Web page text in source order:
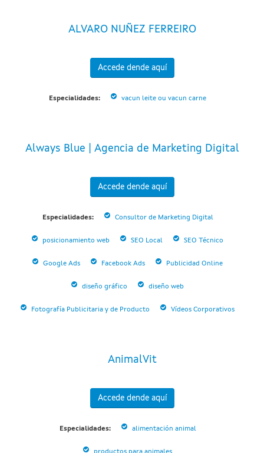
ALVARO NUÑEZ FERREIRO
Accede dende aquí
Especialidades: vacun leite ou vacun carne
Always Blue | Agencia de Marketing Digital
Accede dende aquí
Especialidades: Consultor de Marketing Digital
posicionamiento web SEO Local SEO Técnico
Google Ads Facebook Ads Publicidad Online
diseño gráfico diseño web
Fotografía Publicitaria y de Producto Vídeos Corporativos
AnimalVit
Accede dende aquí
Especialidades: alimentación animal